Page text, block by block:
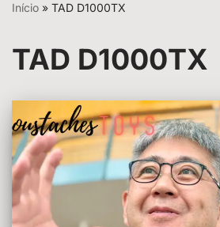
Início » TAD D1000TX
TAD D1000TX